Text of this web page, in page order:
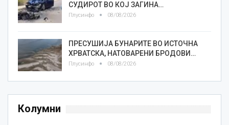
СУДИРОТ ВО КОЈ ЗАГИНА…
Плусинфо 08/08/2026
ПРЕСУШИЈА БУНАРИТЕ ВО ИСТОЧНА
ХРВАТСКА, НАТОВАРЕНИ БРОДОВИ…
Плусинфо 08/08/2026
Колумни